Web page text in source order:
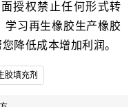
授权禁止任何形式转
学习再生橡胶生产橡胶
降低成本增加利润。
胶填充剂